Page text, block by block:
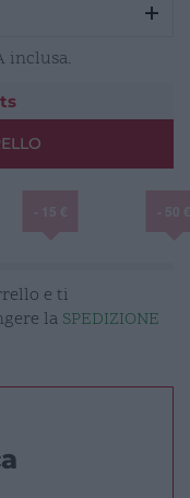
inclusa.
e ti
la SPEDIZIONE